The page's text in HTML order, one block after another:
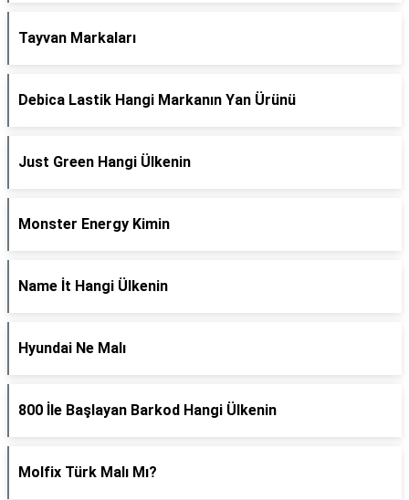
Tayvan Markaları
Debica Lastik Hangi Markanın Yan Ürünü
Just Green Hangi Ülkenin
Monster Energy Kimin
Name İt Hangi Ülkenin
Hyundai Ne Malı
800 İle Başlayan Barkod Hangi Ülkenin
Molfix Türk Malı Mı?